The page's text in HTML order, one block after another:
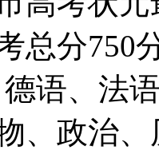
总分750
语、法
、政治